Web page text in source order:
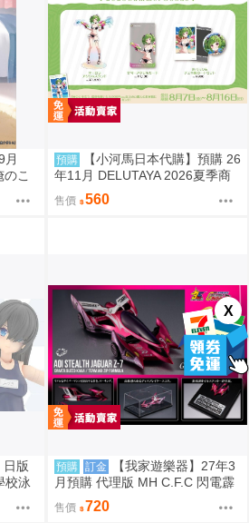
X
月
こ
幼
預購
【小河馬日本代購】預購 26
年11月 DELUTAYA 2026夏季商
售價 560
日版
校泳
預購 訂金
【我家遊樂器】27年3
月預購 代理版 MH C.F.C 閃電霹
靂車 新世紀GPX 隱形美洲豹Z-7
售價 720